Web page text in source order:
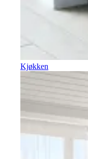
Kjøkken